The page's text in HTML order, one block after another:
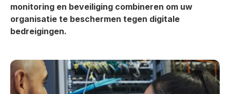
monitoring en beveiliging combineren om uw
organisatie te beschermen tegen digitale
bedreigingen.